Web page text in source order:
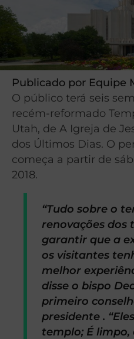
Publicado por Equipe
O público terá seis
recém-reformado
Utah, de A Igreja de
dos Últimos Dias. O
começa a partir de
2018.
“Tudo sobre o
renovações dos
garantir que a
os visitantes
melhor
disse o bispo
primeiro
presidente .
templo; É limpo,